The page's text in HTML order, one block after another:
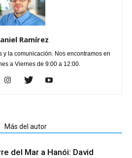
Ramírez
y la comunicación. Nos encontramos en
a Viernes de 9:00 a 12:00.
Más del autor
del Mar a Hanói: David